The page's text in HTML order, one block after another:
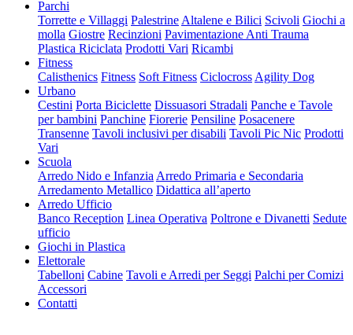
Parchi
Torrette e Villaggi Palestrine Altalene e Bilici Scivoli Giochi a
molla Giostre Recinzioni Pavimentazione Anti Trauma
Plastica Riciclata Prodotti Vari Ricambi
Fitness
Calisthenics Fitness Soft Fitness Ciclocross Agility Dog
Urbano
Cestini Porta Biciclette Dissuasori Stradali Panche e Tavole
per bambini Panchine Fiorerie Pensiline Posacenere
Transenne Tavoli inclusivi per disabili Tavoli Pic Nic Prodotti
Vari
Scuola
Arredo Nido e Infanzia Arredo Primaria e Secondaria
Arredamento Metallico Didattica all’aperto
Arredo Ufficio
Banco Reception Linea Operativa Poltrone e Divanetti Sedute
ufficio
Giochi in Plastica
Elettorale
Tabelloni Cabine Tavoli e Arredi per Seggi Palchi per Comizi
Accessori
Contatti